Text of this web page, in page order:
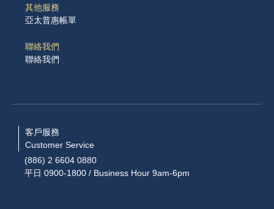
其他服務
亞太普惠帳單
聯絡我們
聯絡我們
客戶服務
Customer Service
(886) 2 6604 0880
平日 0900-1800 / Business Hour 9am-6pm